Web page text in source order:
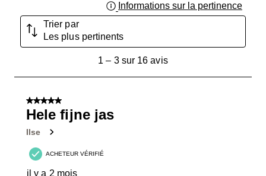
Informations sur la pertinence
Trier par
Les plus pertinents
sur
avis.
1 – 3 sur 16 avis
5 sur 5 étoiles.
Hele fijne jas
Ilse
ACHETEUR VÉRIFIÉ
il y a 2 mois